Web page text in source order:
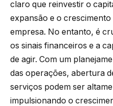
claro que reinvestir o
expansão e o
empresa. No entanto, é
os sinais financeiros e a
de agir. Com um
das operações, abertura
serviços podem ser
impulsionando o